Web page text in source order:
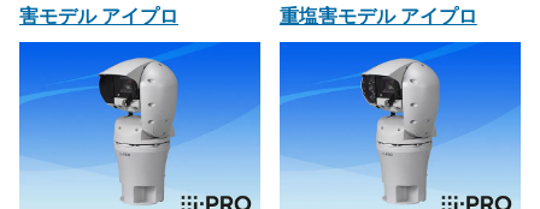
害モデル アイプロ
重塩害モデル アイプロ